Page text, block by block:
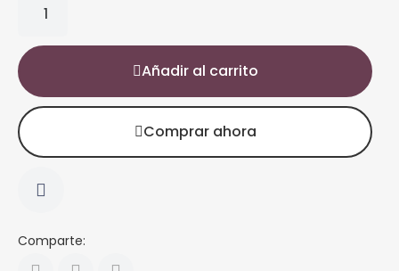
Añadir al carrito
Comprar ahora
Comparte: